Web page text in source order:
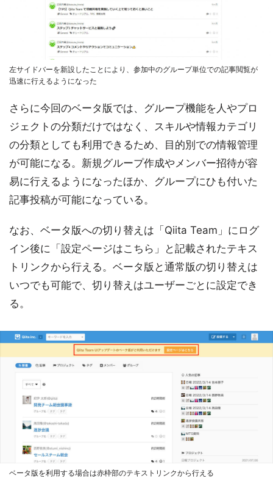
左サイドバーを新設したことにより、参加中のグループ単位での記事閲覧が
迅速に行えるようになった
さらに今回のベータ版では、グループ機能を人やプロ
ジェクトの分類だけではなく、スキルや情報カテゴリ
の分類としても利用できるため、目的別での情報管理
が可能になる。新規グループ作成やメンバー招待が容
易に行えるようになったほか、グループにひも付いた
記事投稿が可能になっている。
なお、ベータ版への切り替えは「Qiita Team」にログ
イン後に「設定ページはこちら」と記載されたテキス
トリンクから行える。ベータ版と通常版の切り替えは
いつでも可能で、切り替えはユーザーごとに設定でき
る。
ベータ版を利用する場合は赤枠部のテキストリンクから行える